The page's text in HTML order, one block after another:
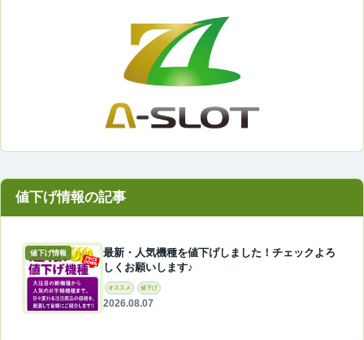
値下げ情報
最新・人気機種を値下げしました！チェックよろ
しくお願いします♪
オススメ 値下げ
2026.08.07